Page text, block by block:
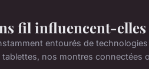
fil influencent-elles
entourés de
nos montres connectées